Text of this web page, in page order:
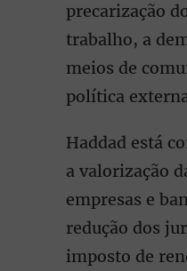
precarização
trabalho, a
meios de
política
Haddad está
a valorização
empresas e
redução dos
imposto de